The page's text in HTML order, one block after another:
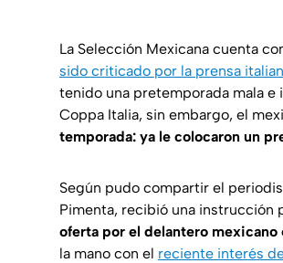
La Selección Mexicana cuenta
sido criticado por la prensa
tenido una pretemporada mala
Coppa Italia, sin embargo, el
temporada: ya le colocaron un
Según pudo compartir el
Pimenta, recibió una instrucción
oferta por el delantero mexicano
la mano con el reciente interés